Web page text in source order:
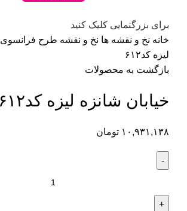
برای بزرگنمایی کلیک کنید
خانه نخ و نقشه ها نخ و نقشه طرح فرانسوی
لیزه کد۶۱۲
بازگشت به محصولات
خیابان شانزه لیزه کد۶۱۲
۱۰,۹۳۱,۱۳۸ تومان